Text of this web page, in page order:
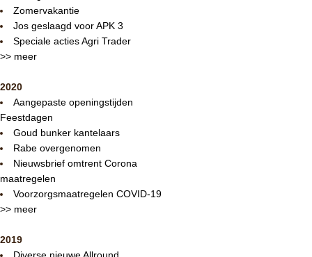
Zomervakantie
Jos geslaagd voor APK 3
Speciale acties Agri Trader
>> meer
2020
Aangepaste openingstijden
Feestdagen
Goud bunker kantelaars
Rabe overgenomen
Nieuwsbrief omtrent Corona
maatregelen
Voorzorgsmaatregelen COVID-19
>> meer
2019